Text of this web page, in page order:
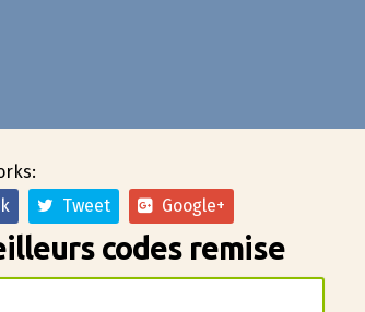
Tweet Google+
codes remise